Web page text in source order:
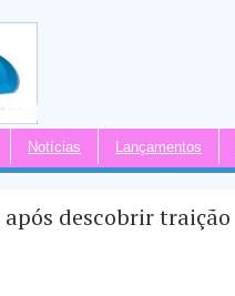
Notícias Lançamentos
descobrir traição